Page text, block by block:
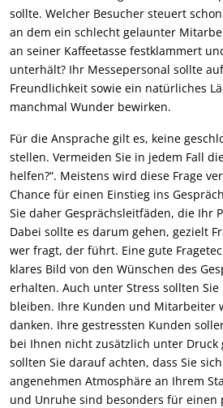
sollte. Welcher Besucher steuert
an dem ein schlecht gelaunter
an seiner Kaffeetasse festklammert
unterhält? Ihr Messepersonal sollte
Freundlichkeit sowie ein natürliches
manchmal Wunder bewirken.
Für die Ansprache gilt es, keine
stellen. Vermeiden Sie in jedem Fall
helfen?“. Meistens wird diese Frage
Chance für einen Einstieg ins
Sie daher Gesprächsleitfäden, die Ihr
Dabei sollte es darum gehen, gezielt
wer fragt, der führt. Eine gute
klares Bild von den Wünschen des
erhalten. Auch unter Stress sollten
bleiben. Ihre Kunden und Mitarbeiter
danken. Ihre gestressten Kunden
bei Ihnen nicht zusätzlich unter Druck
sollten Sie darauf achten, dass Sie
angenehmen Atmosphäre an Ihrem
und Unruhe sind besonders für einen